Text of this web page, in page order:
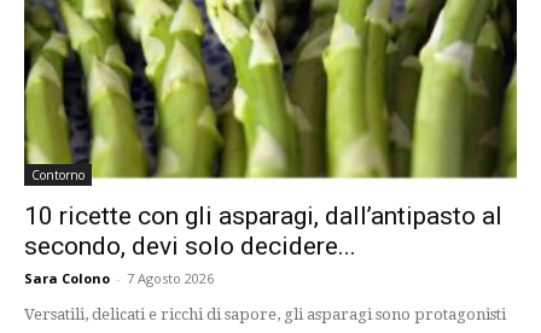
Contorno
10 ricette con gli asparagi, dall’antipasto al
secondo, devi solo decidere...
Sara Colono - 7 Agosto 2026
Versatili, delicati e ricchi di sapore, gli asparagi sono protagonisti